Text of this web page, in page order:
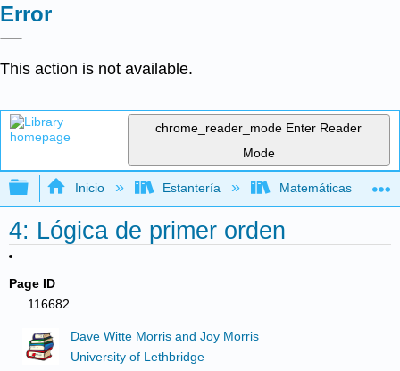
Error
This action is not available.
chrome_reader_mode Enter Reader
Mode
Expandir/contraer jerarquía global
Inicio Estantería Matemáticas
4: Lógica de primer orden
Page ID
116682
Dave Witte Morris and Joy Morris
University of Lethbridge